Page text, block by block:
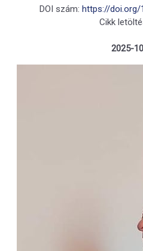
DOI szám: https://doi.org/
Cikk
2025-